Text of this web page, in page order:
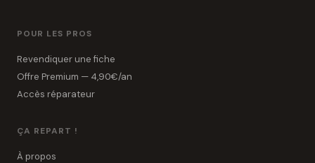
POUR LES PROS
Revendiquer une fiche
Offre Premium — 4,90€/an
Accès réparateur
ÇA REPART !
À propos